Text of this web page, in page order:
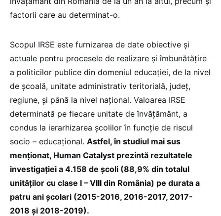
factorii care au determinat-o.
Scopul IRSE este furnizarea de date obiective și
actuale pentru procesele de realizare și îmbunătățire
a politicilor publice din domeniul educației, de la nivel
de școală, unitate administrativ teritorială, județ,
regiune, și până la nivel național. Valoarea IRSE
determinată pe fiecare unitate de învățământ, a
condus la ierarhizarea școlilor în funcție de riscul
socio – educațional. Astfel, în studiul mai sus
menționat, Human Catalyst prezintă rezultatele
investigației a 4.158 de școli (88,9% din totalul
unităților cu clase I – VIII din România) pe durata a
patru ani școlari (2015-2016, 2016-2017, 2017-
2018 și 2018-2019).